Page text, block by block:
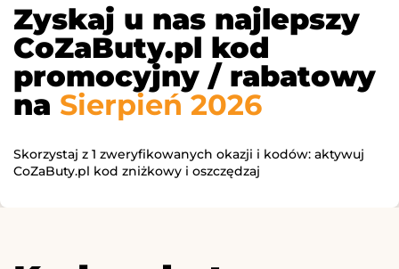
Zyskaj u nas najlepszy
CoZaButy.pl kod
promocyjny / rabatowy
na Sierpień 2026
Skorzystaj z 1 zweryfikowanych okazji i kodów: aktywuj
CoZaButy.pl kod zniżkowy i oszczędzaj